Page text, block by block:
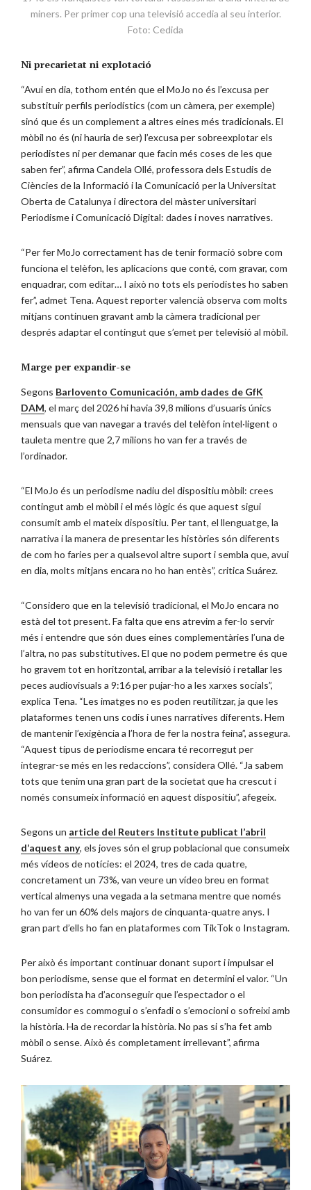
miners. Per primer cop una televisió accedia al seu interior.
Foto: Cedida
Ni precarietat ni explotació
“Avui en dia, tothom entén que el MoJo no és l’excusa per
substituir perfils periodístics (com un càmera, per exemple)
sinó que és un complement a altres eines més tradicionals. El
mòbil no és (ni hauria de ser) l’excusa per sobreexplotar els
periodistes ni per demanar que facin més coses de les que
saben fer”, afirma Candela Ollé, professora dels Estudis de
Ciències de la Informació i la Comunicació per la Universitat
Oberta de Catalunya i directora del màster universitari
Periodisme i Comunicació Digital: dades i noves narratives.
“Per fer MoJo correctament has de tenir formació sobre com
funciona el telèfon, les aplicacions que conté, com gravar, com
enquadrar, com editar… I això no tots els periodistes ho saben
fer”, admet Tena. Aquest reporter valencià observa com molts
mitjans continuen gravant amb la càmera tradicional per
després adaptar el contingut que s’emet per televisió al mòbil.
Marge per expandir-se
Segons Barlovento Comunicación, amb dades de GfK
DAM, el març del 2026 hi havia 39,8 milions d’usuaris únics
mensuals que van navegar a través del telèfon intel·ligent o
tauleta mentre que 2,7 milions ho van fer a través de
l’ordinador.
“El MoJo és un periodisme nadiu del dispositiu mòbil: crees
contingut amb el mòbil i el més lògic és que aquest sigui
consumit amb el mateix dispositiu. Per tant, el llenguatge, la
narrativa i la manera de presentar les històries són diferents
de com ho faries per a qualsevol altre suport i sembla que, avui
en dia, molts mitjans encara no ho han entès”, critica Suárez.
“Considero que en la televisió tradicional, el MoJo encara no
està del tot present. Fa falta que ens atrevim a fer-lo servir
més i entendre que són dues eines complementàries l’una de
l’altra, no pas substitutives. El que no podem permetre és que
ho gravem tot en horitzontal, arribar a la televisió i retallar les
peces audiovisuals a 9:16 per pujar-ho a les xarxes socials”,
explica Tena. “Les imatges no es poden reutilitzar, ja que les
plataformes tenen uns codis i unes narratives diferents. Hem
de mantenir l’exigència a l’hora de fer la nostra feina”, assegura.
“Aquest tipus de periodisme encara té recorregut per
integrar-se més en les redaccions”, considera Ollé. “Ja sabem
tots que tenim una gran part de la societat que ha crescut i
només consumeix informació en aquest dispositiu”, afegeix.
Segons un article del Reuters Institute publicat l’abril
d’aquest any, els joves són el grup poblacional que consumeix
més vídeos de notícies: el 2024, tres de cada quatre,
concretament un 73%, van veure un vídeo breu en format
vertical almenys una vegada a la setmana mentre que només
ho van fer un 60% dels majors de cinquanta-quatre anys. I
gran part d’ells ho fan en plataformes com TikTok o Instagram.
Per això és important continuar donant suport i impulsar el
bon periodisme, sense que el format en determini el valor. “Un
bon periodista ha d’aconseguir que l’espectador o el
consumidor es commogui o s’enfadi o s’emocioni o sofreixi amb
la història. Ha de recordar la història. No pas si s’ha fet amb
mòbil o sense. Això és completament irrellevant”, afirma
Suárez.